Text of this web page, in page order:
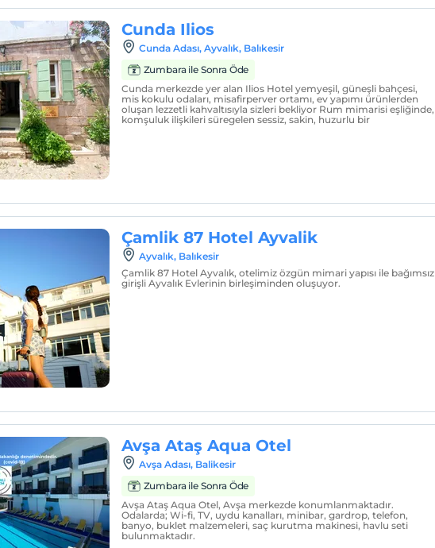
Cunda Ilios
Cunda Adası, Ayvalık, Balıkesir
Zumbara ile Sonra Öde
Cunda merkezde yer alan Ilios Hotel yemyeşil, güneşli bahçesi,
mis kokulu odaları, misafirperver ortamı, ev yapımı ürünlerden
oluşan lezzetli kahvaltısıyla sizleri bekliyor Rum mimarisi eşliğinde,
komşuluk ilişkileri süregelen sessiz, sakin, huzurlu bir
Çamlik 87 Hotel Ayvalik
Ayvalık, Balıkesir
Çamlik 87 Hotel Ayvalık, otelimiz özgün mimari yapısı ile bağımsız
girişli Ayvalık Evlerinin birleşiminden oluşuyor.
Avşa Ataş Aqua Otel
Avşa Adası, Balikesir
Zumbara ile Sonra Öde
Avşa Ataş Aqua Otel, Avşa merkezde konumlanmaktadır.
Odalarda; Wi-fi, TV, uydu kanalları, minibar, gardrop, telefon,
banyo, buklet malzemeleri, saç kurutma makinesi, havlu seti
bulunmaktadır.